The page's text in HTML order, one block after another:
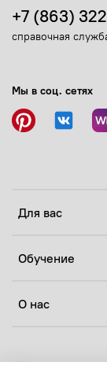
Для вас
Обучение
О нас
+7 (863)
справочная
Мы в соц. сетях